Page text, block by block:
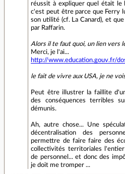
réussit à expliquer quel était
c'est peut être parce que Ferry
son utilité (cf. La Canard), et
par Raffarin.
Alors il te faut quoi, un lien vers
Merci, je l'ai...
http://www.education.gouv.fr/
le fait de vivre aux USA, je ne
Peut être illustrer la faillite
des conséquences terribles
démunis.
Ah, autre chose... Une
décentralisation des
permettre de faire faire des
collectivités territoriales
de personnel... et donc des
je doit me tromper ...